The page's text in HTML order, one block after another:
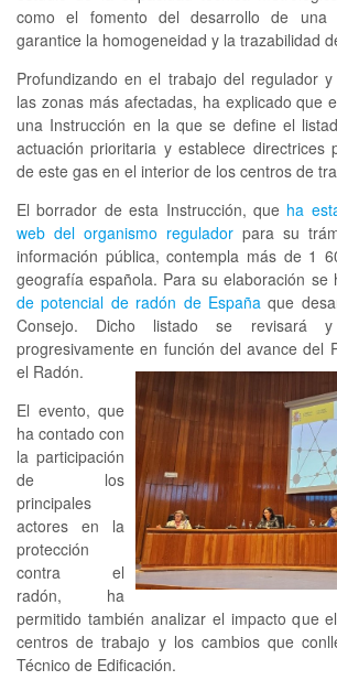
como el fomento del desarrollo de una
garantice la homogeneidad y la trazabilidad
Profundizando en el trabajo del regulador
las zonas más afectadas, ha explicado que
una Instrucción en la que se define el
actuación prioritaria y establece directrices
de este gas en el interior de los centros de
El borrador de esta Instrucción, que ha
web del organismo regulador para su
información pública, contempla más de 1
geografía española. Para su elaboración se
de potencial de radón de Españaque
Consejo. Dicho listado se revisará y
progresivamente en función del avance del
el Radón.
El evento, que
ha contado con
la participación
de los
principales
actores en la
protección
contra el
radón, ha
permitido también analizar el impacto que
centros de trabajo y los cambios que
Técnico de Edificación.